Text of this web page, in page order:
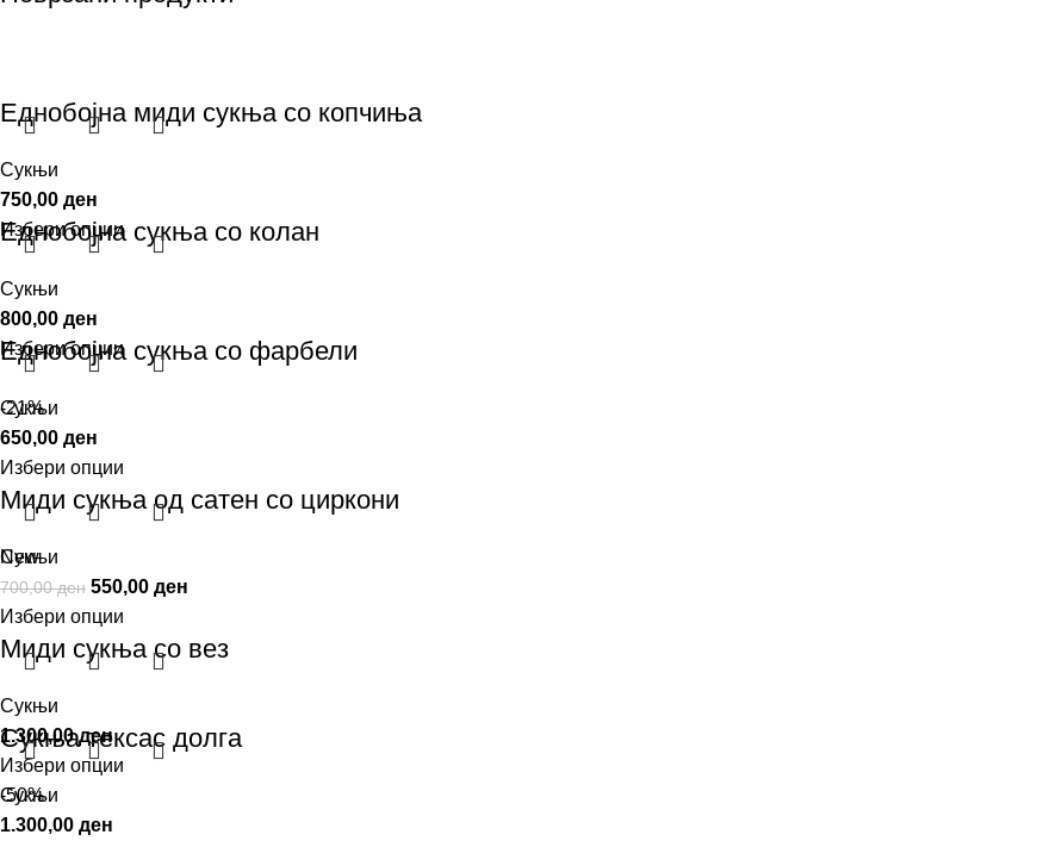
Еднобојна миди сукња со копчиња
Сукњи
750,00 ден
Избери опции
Еднобојна сукња со колан
Сукњи
800,00 ден
Избери опции
Еднобојна сукња со фарбели
Сукњи
650,00 ден
Избери опции
-21%
Миди сукња од сатен со циркони
Сукњи
700,00ден 550,00 ден
Избери опции
New
Миди сукња со вез
Сукњи
1.300,00ден
Избери опции
Сукња тексас долга
Сукњи
1.300,00 ден
-50%